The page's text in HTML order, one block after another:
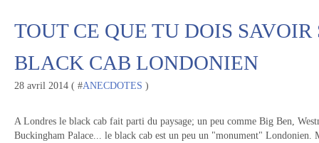
TOUT CE QUE TU DOIS SAVOIR
BLACK CAB LONDONIEN
28 avril 2014 ( #ANECDOTES )
A Londres le black cab fait parti du paysage; un peu comme Big Ben,
Buckingham Palace... le black cab est un peu un "monument" Londonien.